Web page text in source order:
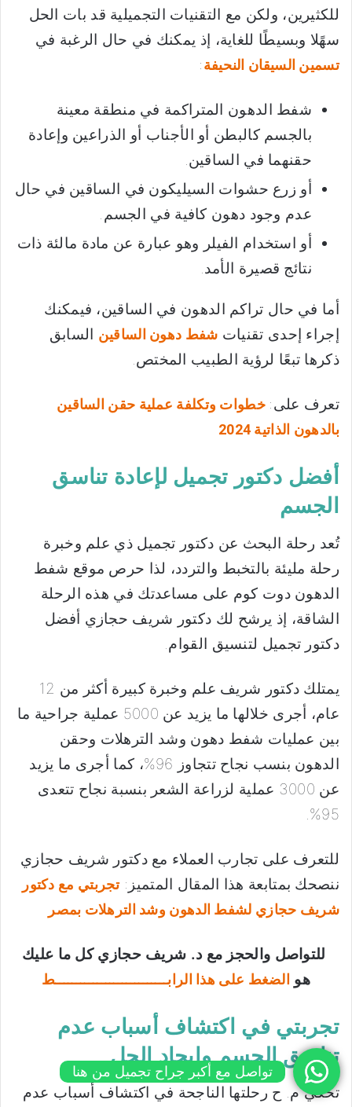
للكثيرين، ولكن مع التقنيات التجميلية قد بات الحل
سهًلا وبسيطًا للغاية، إذ يمكنك في حال الرغبة في
تسمين السيقان النحيفة:
شفط الدهون المتراكمة في منطقة معينة
بالجسم كالبطن أو الأجناب أو الذراعين وإعادة
حقنهما في الساقين.
أو زرع حشوات السيليكون في الساقين في حال
عدم وجود دهون كافية في الجسم.
أو استخدام الفيلر وهو عبارة عن مادة مالئة ذات
نتائج قصيرة الأمد.
أما في حال تراكم الدهون في الساقين، فيمكنك
إجراء إحدى تقنيات شفط دهون الساقين السابق
ذكرها تبعًا لرؤية الطبيب المختص.
تعرف على: خطوات وتكلفة عملية حقن الساقين
بالدهون الذاتية 2024
أفضل دكتور تجميل لإعادة تناسق
الجسم
تُعد رحلة البحث عن دكتور تجميل ذي علم وخبرة
رحلة مليئة بالتخبط والتردد، لذا حرص موقع شفط
الدهون دوت كوم على مساعدتك في هذه الرحلة
الشاقة، إذ يرشح لك دكتور شريف حجازي أفضل
دكتور تجميل لتنسيق القوام.
يمتلك دكتور شريف علم وخبرة كبيرة أكثر من 12
عام، أجرى خلالها ما يزيد عن 5000 عملية جراحية ما
بين عمليات شفط دهون وشد الترهلات وحقن
الدهون بنسب نجاح تتجاوز 96%، كما أجرى ما يزيد
عن 3000 عملية لزراعة الشعر بنسبة نجاح تتعدى
95%.
للتعرف على تجارب العملاء مع دكتور شريف حجازي
ننصحك بمتابعة هذا المقال المتميز:تجربتي مع دكتور
شريف حجازي لشفط الدهون وشد الترهلات بمصر
للتواصل والحجز مع د. شريف حجازي كل ما عليك
هو الضغط على هذا الرابـــــــــــــــــــــــــــط
تجربتي في اكتشاف أسباب عدم
تناسق الجسم وإيجاد الحل
تحكي م. ح رحلتها الناجحة في اكتشاف أسباب عدم
تواصل مع أكبر جراح تجميل من هنا